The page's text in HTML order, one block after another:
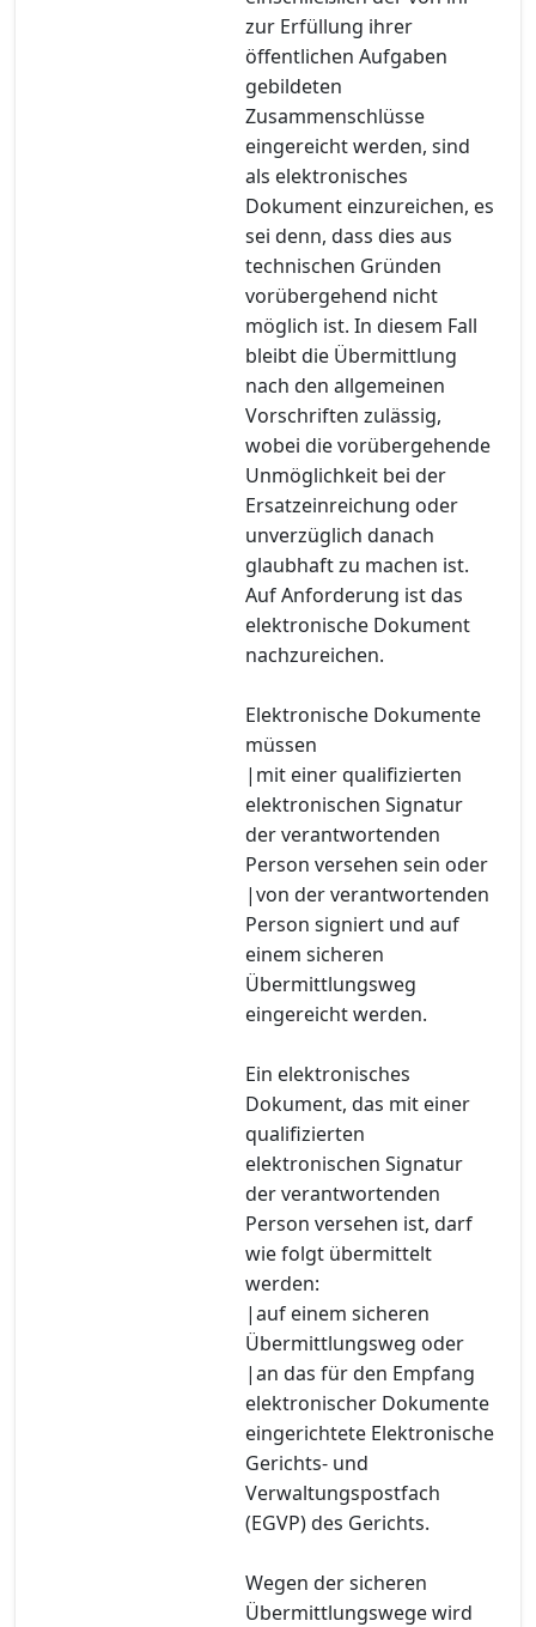
zur Erfüllung ihrer
öffentlichen Aufgaben
gebildeten
Zusammenschlüsse
eingereicht werden, sind
als elektronisches
Dokument einzureichen, es
sei denn, dass dies aus
technischen Gründen
vorübergehend nicht
möglich ist. In diesem Fall
bleibt die Übermittlung
nach den allgemeinen
Vorschriften zulässig,
wobei die vorübergehende
Unmöglichkeit bei der
Ersatzeinreichung oder
unverzüglich danach
glaubhaft zu machen ist.
Auf Anforderung ist das
elektronische Dokument
nachzureichen.
Elektronische Dokumente
müssen
|mit einer qualifizierten
elektronischen Signatur
der verantwortenden
Person versehen sein oder
|von der verantwortenden
Person signiert und auf
einem sicheren
Übermittlungsweg
eingereicht werden.
Ein elektronisches
Dokument, das mit einer
qualifizierten
elektronischen Signatur
der verantwortenden
Person versehen ist, darf
wie folgt übermittelt
werden:
|auf einem sicheren
Übermittlungsweg oder
|an das für den Empfang
elektronischer Dokumente
eingerichtete Elektronische
Gerichts- und
Verwaltungspostfach
(EGVP) des Gerichts.
Wegen der sicheren
Übermittlungswege wird